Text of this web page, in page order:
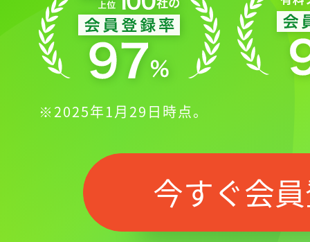
※2025年1月29日時点。
今すぐ会